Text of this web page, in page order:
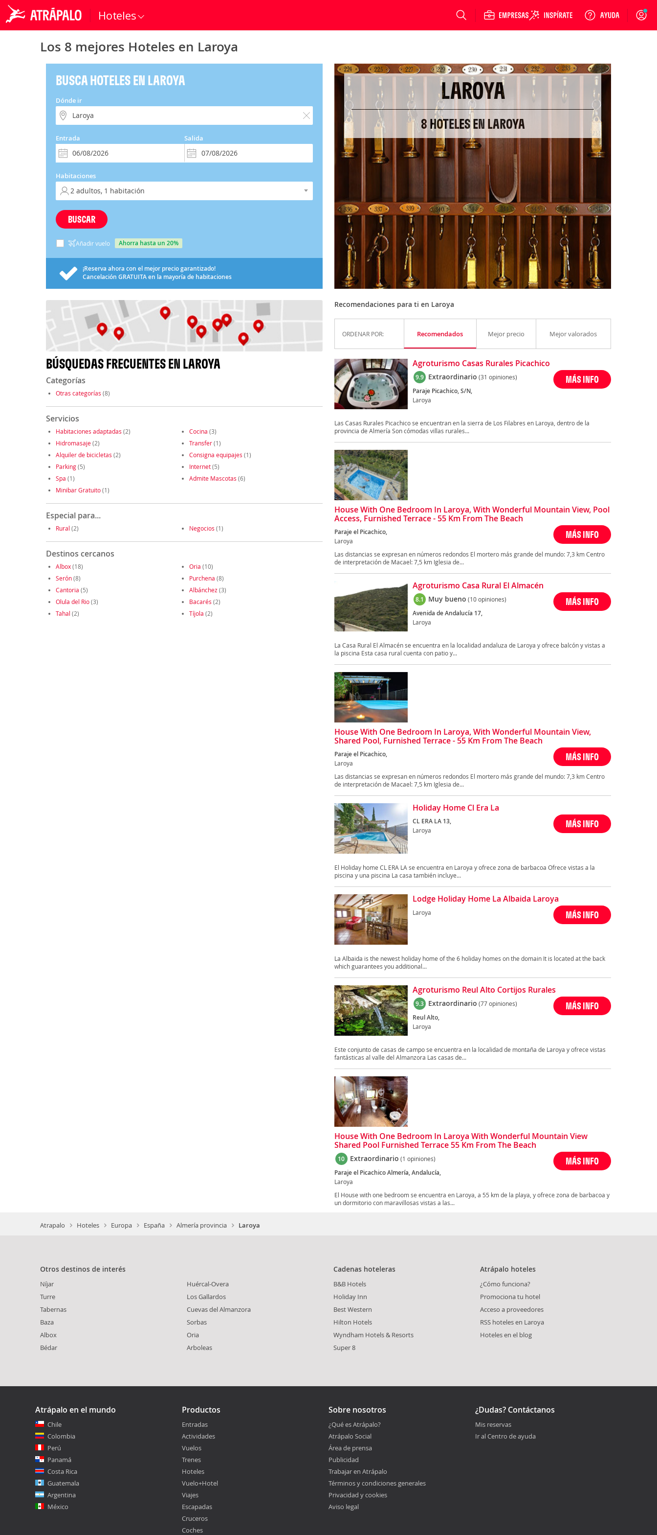
Hoteles Login
Los 8 mejores Hoteles en Laroya
BUSCA HOTELES EN LAROYA
Dónde ir
Entrada Salida
Habitaciones
BUSCAR
Añadir vuelo ahorra hasta un 20%
¡Reserva ahora con el mejor precio garantizado!
Cancelación GRATUITAen la mayoría de habitaciones
BÚSQUEDAS FRECUENTES EN LAROYA
Categorías
Otras categorías (8)
Servicios
Habitaciones adaptadas (2) Cocina (3)
Hidromasaje(2) Transfer(1)
Alquiler de bicicletas (2) Consigna equipajes (1)
Parking(5) Internet(5)
Spa (1) Admite Mascotas (6)
Minibar Gratuito(1)
Especial para...
Rural (2) Negocios (1)
Destinos cercanos
Albox(18) Oria (10)
Serón(8) Purchena (8)
Cantoria (5) Albánchez (3)
Olula del Rio(3) Bacarés (2)
Tahal (2) Tíjola (2)
LAROYA
8 HOTELES EN LAROYA
Recomendaciones para ti en Laroya
ORDENAR POR: Recomendados Mejor precio Mejor valorados
Agroturismo Casas Rurales Picachico
9.9 Extraordinario (31 opiniones)
Paraje Picachico, S/N,
Laroya
MÁS INFO
Las Casas Rurales Picachico se encuentran en la sierra de Los Filabres en Laroya, dentro de la
provincia de Almería Son cómodas villas rurales...
House With One Bedroom In Laroya, With Wonderful Mountain View, Pool
Access, Furnished Terrace - 55 Km From The Beach
Paraje el Picachico,
Laroya
MÁS INFO
Las distancias se expresan en números redondos El mortero más grande del mundo: 7,3 km Centro
de interpretación de Macael: 7,5 km Iglesia de...
Agroturismo Casa Rural El Almacén
8.1 Muy bueno (10 opiniones)
Avenida de Andalucía 17,
Laroya
MÁS INFO
La Casa Rural El Almacén se encuentra en la localidad andaluza de Laroya y ofrece balcón y vistas a
la piscina Esta casa rural cuenta con patio y...
House With One Bedroom In Laroya, With Wonderful Mountain View,
Shared Pool, Furnished Terrace - 55 Km From The Beach
Paraje el Picachico,
Laroya
MÁS INFO
Las distancias se expresan en números redondos El mortero más grande del mundo: 7,3 km Centro
de interpretación de Macael: 7,5 km Iglesia de...
Holiday Home Cl Era La
CL ERA LA 13,
Laroya
MÁS INFO
El Holiday home CL ERA LA se encuentra en Laroya y ofrece zona de barbacoa Ofrece vistas a la
piscina y una piscina La casa también incluye...
Lodge Holiday Home La Albaida Laroya
Laroya MÁS INFO
La Albaida is the newest holiday home of the 6 holiday homes on the domain It is located at the back
which guarantees you additional...
Agroturismo Reul Alto Cortijos Rurales
9.3 Extraordinario (77 opiniones)
Reul Alto,
Laroya
MÁS INFO
Este conjunto de casas de campo se encuentra en la localidad de montaña de Laroya y ofrece vistas
fantásticas al valle del Almanzora Las casas de...
House With One Bedroom In Laroya With Wonderful Mountain View
Shared Pool Furnished Terrace 55 Km From The Beach
10 Extraordinario (1 opiniones)
Paraje el Picachico Almería, Andalucía,
Laroya
MÁS INFO
El House with one bedroom se encuentra en Laroya, a 55 km de la playa, y ofrece zona de barbacoa y
un dormitorio con maravillosas vistas a las...
Atrapalo Hoteles Europa España Almería provincia Laroya
Otros destinos de interés
Níjar
Turre
Tabernas
Baza
Albox
Bédar
Huércal-Overa
Los Gallardos
Cuevas del Almanzora
Sorbas
Oria
Arboleas
Cadenas hoteleras
B&B Hotels
Holiday Inn
Best Western
Hilton Hotels
Wyndham Hotels & Resorts
Super 8
Atrápalo hoteles
¿Cómo funciona?
Promociona tu hotel
Acceso a proveedores
RSS hoteles en Laroya
Hoteles en el blog
Atrápalo en el mundo
Chile
Colombia
Perú
Panamá
Costa Rica
Guatemala
Argentina
México
Productos
Entradas
Actividades
Vuelos
Trenes
Hoteles
Vuelo+Hotel
Viajes
Escapadas
Cruceros
Coches
Sobre nosotros
¿Qué es Atrápalo?
Atrápalo Social
Área de prensa
Publicidad
Trabajar en Atrápalo
Términos y condiciones generales
Privacidad y cookies
Aviso legal
¿Dudas? Contáctanos
Mis reservas
Ir al Centro de ayuda